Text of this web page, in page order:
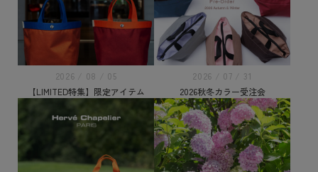
2026 / 08 / 05
【LIMITED特集】限定アイテム
2026 / 07 / 31
2026秋冬カラー受注会